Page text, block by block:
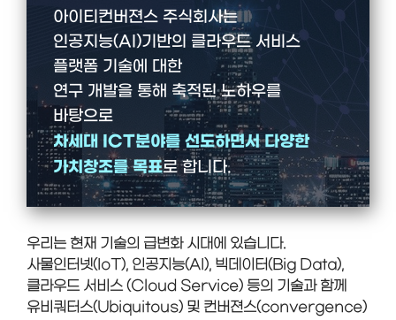
아이티컨버젼스 주식회사는
인공지능(AI)기반의 클라우드 서비스
플랫폼 기술에 대한
연구 개발을 통해 축적된 노하우를
바탕으로
차세대 ICT분야를 선도하면서 다양한
가치창조를 목표로 합니다.
우리는 현재 기술의 급변화 시대에 있습니다.
사물인터넷(IoT), 인공지능(AI), 빅데이터(Big Data),
클라우드 서비스 (Cloud Service) 등의 기술과 함께
유비쿼터스(Ubiquitous) 및 컨버젼스(convergence)